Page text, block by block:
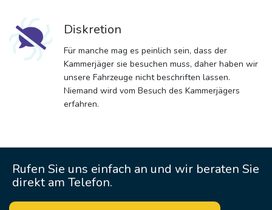
Diskretion
Für manche mag es peinlich sein, dass der
Kammerjäger sie besuchen muss, daher haben wir
unsere Fahrzeuge nicht beschriften lassen.
Niemand wird vom Besuch des Kammerjägers
erfahren.
Rufen Sie uns einfach an und wir beraten Sie
direkt am Telefon.